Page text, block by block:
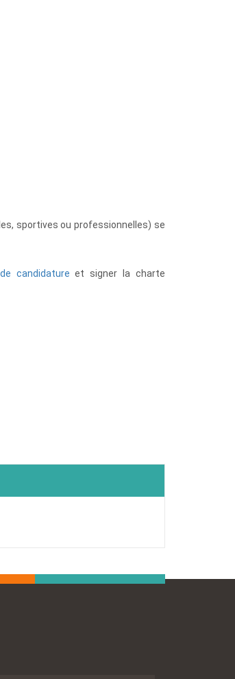
sportivesou professionnelles) se
candidatureet signer la charte